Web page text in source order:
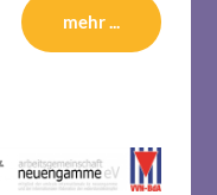
mehr ...